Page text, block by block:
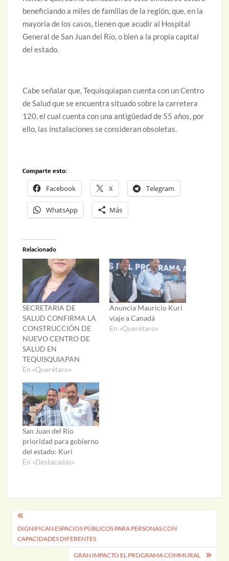
beneficiando a miles de familias de la región, que, en la
mayoría de los casos, tienen que acudir al Hospital
General de San Juan del Río, o bien a la propia capital
del estado.
Cabe señalar que, Tequisquiapan cuenta con un Centro
de Salud que se encuentra situado sobre la carretera
120, el cual cuenta con una antigüedad de 55 años, por
ello, las instalaciones se consideran obsoletas.
Comparte esto:
Facebook X Telegram
WhatsApp Más
Relacionado
SECRETARIA DE
SALUD CONFIRMA LA
CONSTRUCCIÓN DE
NUEVO CENTRO DE
SALUD EN
TEQUISQUIAPAN
En «Querétaro»
Anuncia Mauricio Kuri
viaje a Canadá
En «Querétaro»
San Juan del Río
prioridad para gobierno
del estado: Kuri
En «Destacadas»
Navegación
de
DIGNIFICAN ESPACIOS PÚBLICOS PARA PERSONAS CON
CAPACIDADES DIFERENTES
GRAN IMPACTO EL PROGRAMA COMMURAL